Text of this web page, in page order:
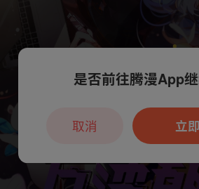
本章节仅支持App阅读，可
户7天免费看
是否前往腾漫App
立
取消